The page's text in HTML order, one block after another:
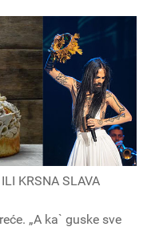
KRSNA SLAVA
„A ka` guske sve